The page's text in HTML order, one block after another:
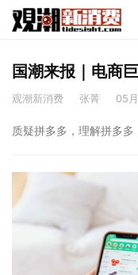
国潮来报｜电商
观潮新消费 张菁 05
质疑拼多多，理解拼多多